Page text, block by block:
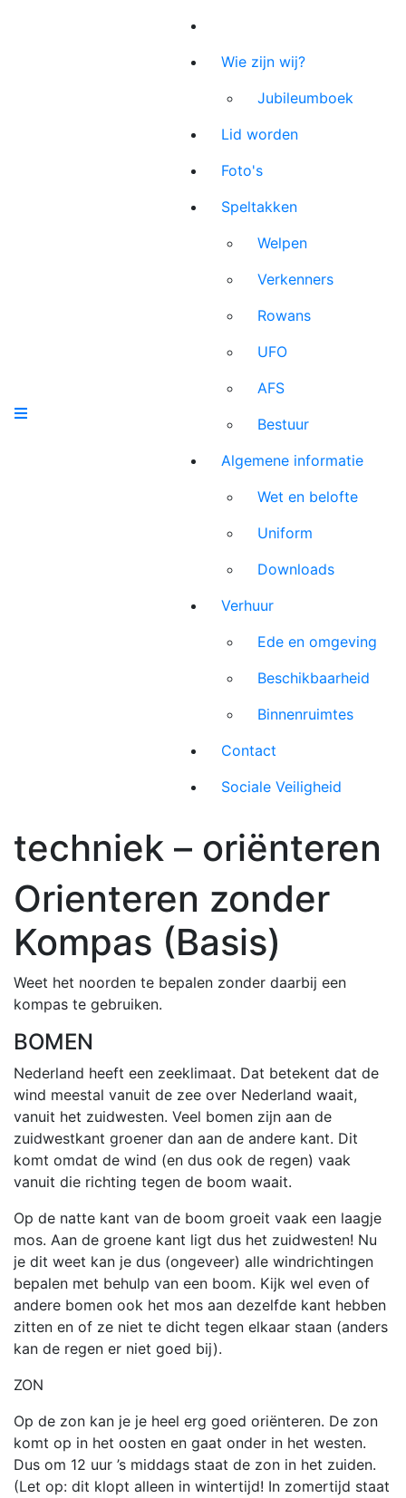
Wie zijn wij?
Jubileumboek
Lid worden
Foto's
Speltakken
Welpen
Verkenners
Rowans
UFO
AFS
Bestuur
Algemene informatie
Wet en belofte
Uniform
Downloads
Verhuur
Ede en omgeving
Beschikbaarheid
Binnenruimtes
Contact
Sociale Veiligheid
techniek – oriënteren
Orienteren zonder
Kompas (Basis)
Weet het noorden te bepalen zonder daarbij een
kompas te gebruiken.
BOMEN
Nederland heeft een zeeklimaat. Dat betekent dat de
wind meestal vanuit de zee over Nederland waait,
vanuit het zuidwesten. Veel bomen zijn aan de
zuidwestkant groener dan aan de andere kant. Dit
komt omdat de wind (en dus ook de regen) vaak
vanuit die richting tegen de boom waait.
Op de natte kant van de boom groeit vaak een laagje
mos. Aan de groene kant ligt dus het zuidwesten! Nu
je dit weet kan je dus (ongeveer) alle windrichtingen
bepalen met behulp van een boom. Kijk wel even of
andere bomen ook het mos aan dezelfde kant hebben
zitten en of ze niet te dicht tegen elkaar staan (anders
kan de regen er niet goed bij).
ZON
Op de zon kan je je heel erg goed oriënteren. De zon
komt op in het oosten en gaat onder in het westen.
Dus om 12 uur ’s middags staat de zon in het zuiden.
(Let op: dit klopt alleen in wintertijd! In zomertijd staat